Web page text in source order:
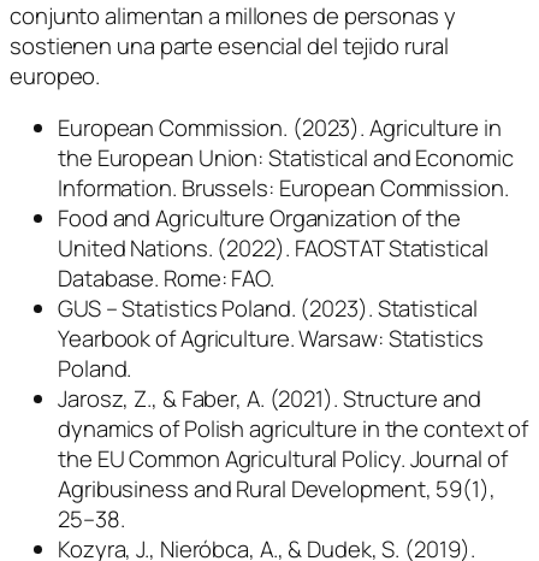
conjunto alimentan a millones de personas y
sostienen una parte esencial del tejido rural
europeo.
European Commission. (2023). Agriculture in
the European Union: Statistical and Economic
Information. Brussels: European Commission.
Food and Agriculture Organization of the
United Nations. (2022). FAOSTAT Statistical
Database. Rome: FAO.
GUS – Statistics Poland. (2023). Statistical
Yearbook of Agriculture. Warsaw: Statistics
Poland.
Jarosz, Z., & Faber, A. (2021). Structure and
dynamics of Polish agriculture in the context of
the EU Common Agricultural Policy.Journal of
Agribusiness and Rural Development, 59(1),
25–38.
Kozyra, J., Nieróbca, A., & Dudek, S. (2019).